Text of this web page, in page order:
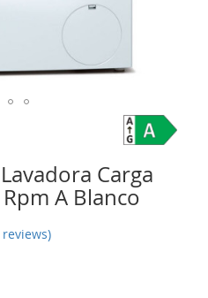
Carga
A Blanco
reviews)